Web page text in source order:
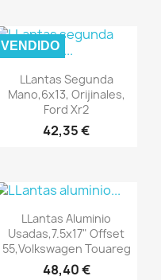
Vista rápida
LLantas Segunda
Mano,6x13, Orijinales,
Ford Xr2
42,35 €
VENDIDO
Vista rápida
LLantas Aluminio
Usadas,7.5x17" Offset
55,volkswagen Touareg
48,40 €